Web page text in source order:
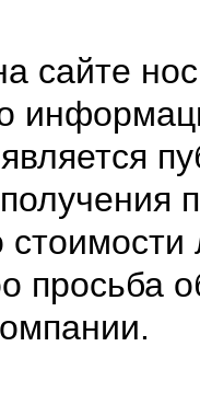
сайте
просьба